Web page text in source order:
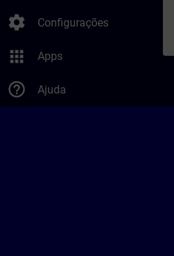
settings Configurações
apps Apps
help_outline Ajuda